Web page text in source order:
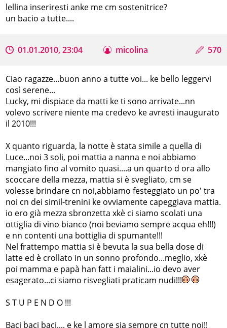
lellina inseriresti anke me cm sostenitrice?
un bacio a tutte....
01.01.2010, 23:04 micolina 570
Ciao ragazze...buon anno a tutte voi... ke bello leggervi
così serene...
Lucky, mi dispiace da matti ke ti sono arrivate...nn
volevo scrivere niente ma credevo ke avresti inaugurato
il 2010!!!
X quanto riguarda, la notte è stata simile a quella di
Luce...noi 3 soli, poi mattia a nanna e noi abbiamo
mangiato fino al vomito quasi....a un quarto d ora allo
scoccare della mezza, mattia si è svegliato, cm se
volesse brindare cn noi,abbiamo festeggiato un po' tra
noi cn dei simil-trenini ke ovviamente capeggiava mattia.
io ero già mezza sbronzetta xkè ci siamo scolati una
ottiglia di vino bianco (noi beviamo sempre acqua eh!!!)
e nn contenti una bottiglia di spumante!!!
Nel frattempo mattia si è bevuta la sua bella dose di
latte ed è crollato in un sonno profondo...meglio, xkè
poi mamma e papà han fatt i maialini...io devo aver
esagerato...ci siamo risvegliati praticam nudi!!!
S T U P E N D O !!!
Baci baci baci.... e ke l amore sia sempre cn tutte noi!!